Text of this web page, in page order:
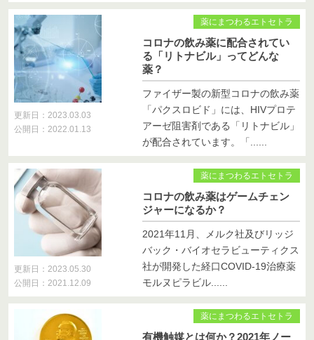
更新日：2023.03.03
公開日：2022.01.13
薬にまつわるエトセトラ
コロナの飲み薬に配合されてい
る「リトナビル」ってどんな
薬？
ファイザー製の新型コロナの飲み薬
「パクスロビド」には、HIVプロテ
アーゼ阻害剤である「リトナビル」
が配合されています。「......
更新日：2023.05.30
公開日：2021.12.09
薬にまつわるエトセトラ
コロナの飲み薬はゲームチェン
ジャーになるか？
2021年11月、メルク社及びリッジ
バック・バイオセラビューティクス
社が開発した経口COVID-19治療薬
モルヌピラビル......
薬にまつわるエトセトラ
有機触媒とは何か？2021年ノー